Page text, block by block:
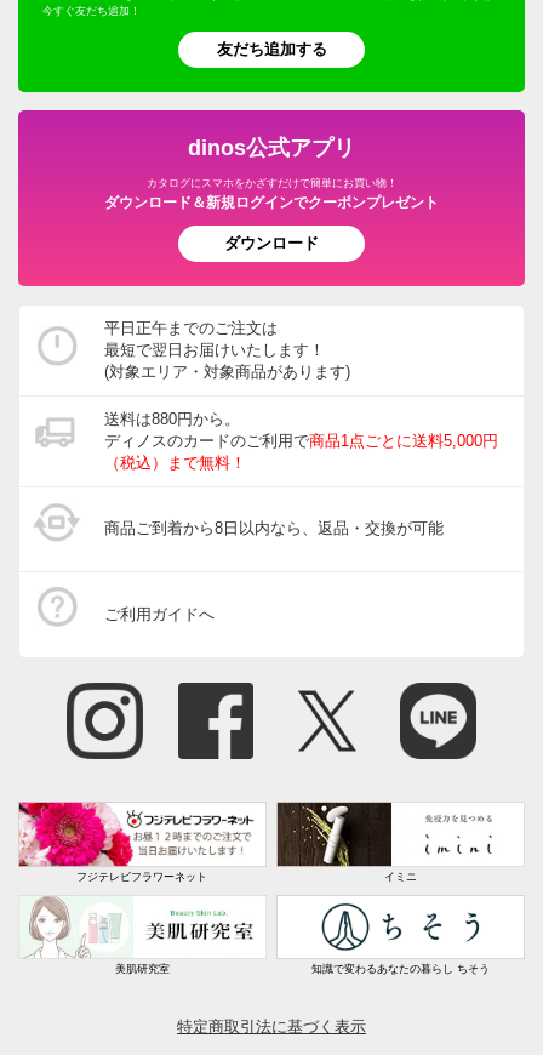
今すぐ友だち追加！
友だち追加する
dinos公式アプリ
カタログにスマホをかざすだけで簡単にお買い物！
ダウンロード＆新規ログインでクーポンプレゼント
ダウンロード
平日正午までのご注文は
最短で翌日お届けいたします！
(対象エリア・対象商品があります)
送料は880円から。
ディノスのカードのご利用で商品1点ごとに送料5,000円
（税込）まで無料！
商品ご到着から8日以内なら、返品・交換が可能
ご利用ガイドへ
フジテレビフラワーネット イミニ
美肌研究室 知識で変わるあなたの暮らし ちそう
特定商取引法に基づく表示